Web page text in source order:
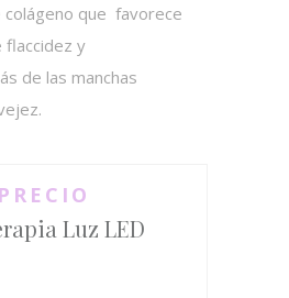
colágeno que favorece
flaccidez y
de las manchas
PRECIO
Luz LED